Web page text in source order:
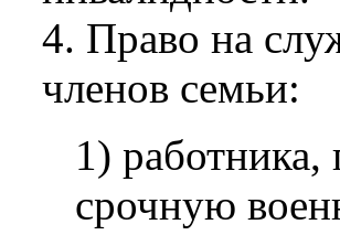
4. Право на
членов семьи:
1) работника,
срочную